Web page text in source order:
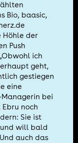
Bio, baasic,
Höhle der
Push
ich
geht,
gestiegen
eine
bei
noch
Sie ist
will bald
auch das